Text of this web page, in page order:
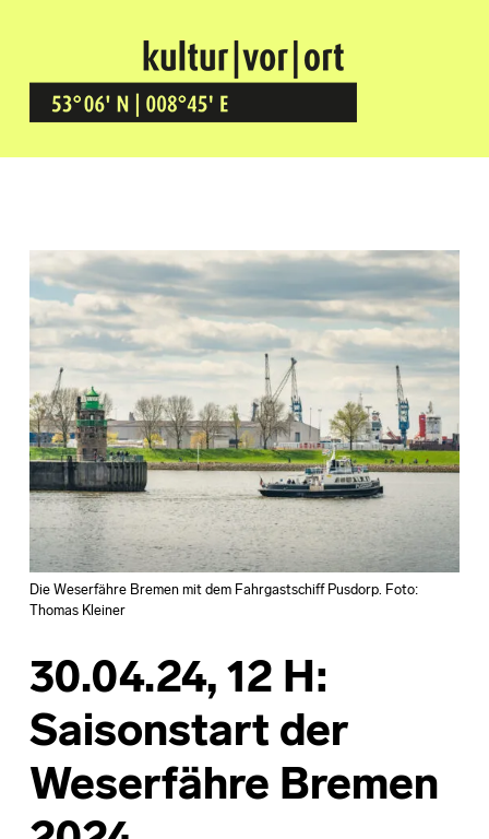
Kultur Vor Ort
BREMEN GRÖPELINGEN
Die Weserfähre Bremen mit dem Fahrgastschiff Pusdorp. Foto:
Thomas Kleiner
30.04.24, 12 H:
Saisonstart der
Weserfähre Bremen